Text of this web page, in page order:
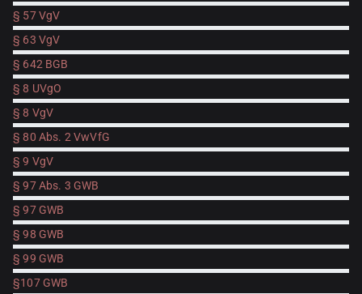
§ 57 VgV
§ 63 VgV
§ 642 BGB
§ 8 UVgO
§ 8 VgV
§ 80 Abs. 2 VwVfG
§ 9 VgV
§ 97 Abs. 3 GWB
§ 97 GWB
§ 98 GWB
§ 99 GWB
§107 GWB